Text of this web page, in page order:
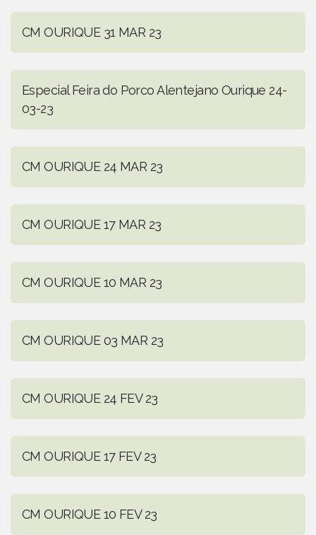
CM OURIQUE 31 MAR 23
Especial Feira do Porco Alentejano Ourique 24-
03-23
CM OURIQUE 24 MAR 23
CM OURIQUE 17 MAR 23
CM OURIQUE 10 MAR 23
CM OURIQUE 03 MAR 23
CM OURIQUE 24 FEV 23
CM OURIQUE 17 FEV 23
CM OURIQUE 10 FEV 23